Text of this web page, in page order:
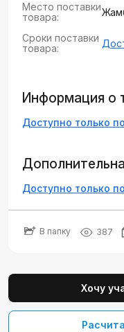
Место поставки
товара:
Сроки поставки
товара:
Информация о
Доступно только
Доступно только
В папку 387
Хочу